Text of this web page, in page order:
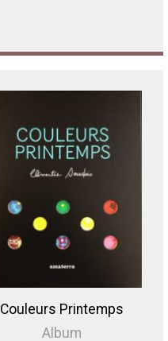
Couleurs Printemps
Album